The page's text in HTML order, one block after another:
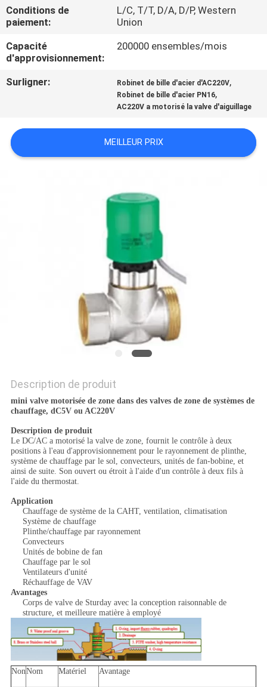
CONTACTEZ-
NOUS
NOUVELLES
UNE
CITATION
Conditions de
paiement:
L/C, T/T, D/A, D/P, Western
Union
Capacité
d'approvisionnement:
200000 ensembles/mois
Surligner: Robinet de bille d'acier d'AC220V,
Robinet de bille d'acier PN16,
AC220V a motorisé la valve d'aiguillage
MEILLEUR PRIX
Description de produit
mini valve motorisée de zone dans des valves de zone de systèmes de
chauffage, dC5V ou AC220V
Description de produit
Le DC/AC a motorisé la valve de zone, fournit le contrôle à deux
positions à l'eau d'approvisionnement pour le rayonnement de plinthe,
système de chauffage par le sol, convecteurs, unités de fan-bobine, et
ainsi de suite. Son ouvert ou étroit à l'aide d'un contrôle à deux fils à
l'aide du thermostat.
Application
Chauffage de système de la CAHT, ventilation, climatisation
Système de chauffage
Plinthe/chauffage par rayonnement
Convecteurs
Unités de bobine de fan
Chauffage par le sol
Ventilateurs d'unité
Réchauffage de VAV
Avantages
Corps de valve de Sturday avec la conception raisonnable de
structure, et meilleure matière à employé
NonNom Matériel Avantage